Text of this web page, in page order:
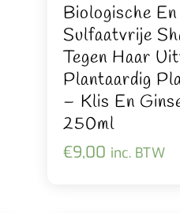
Biologische En
Sulfaatvrije
Tegen Haar
Plantaardig
– Klis En
250ml
€9,00 inc. BTW